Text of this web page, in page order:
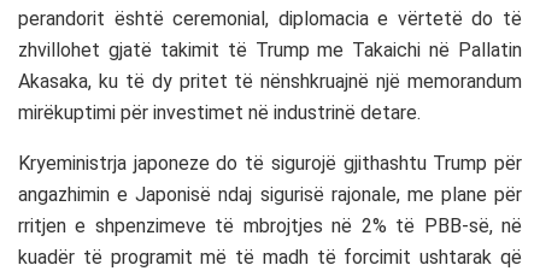
perandorit është ceremonial, diplomacia e vërtetë do të
zhvillohet gjatë takimit të Trump me Takaichi në Pallatin
Akasaka, ku të dy pritet të nënshkruajnë një memorandum
mirëkuptimi për investimet në industrinë detare.
Kryeministrja japoneze do të sigurojë gjithashtu Trump për
angazhimin e Japonisë ndaj sigurisë rajonale, me plane për
rritjen e shpenzimeve të mbrojtjes në 2% të PBB-së, në
kuadër të programit më të madh të forcimit ushtarak që